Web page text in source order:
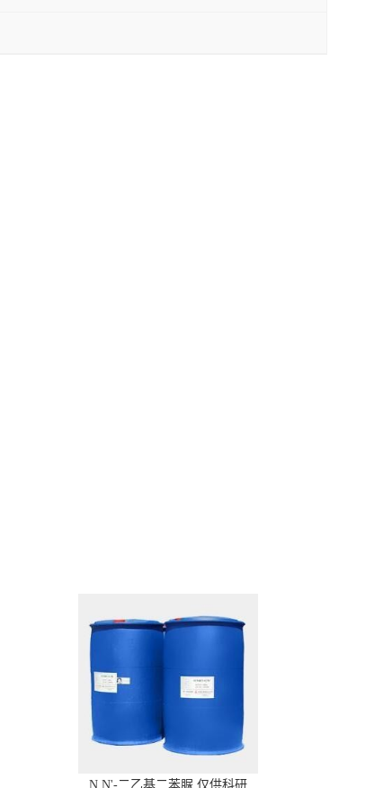
N,N'-二乙基二苯脲 仅供科研